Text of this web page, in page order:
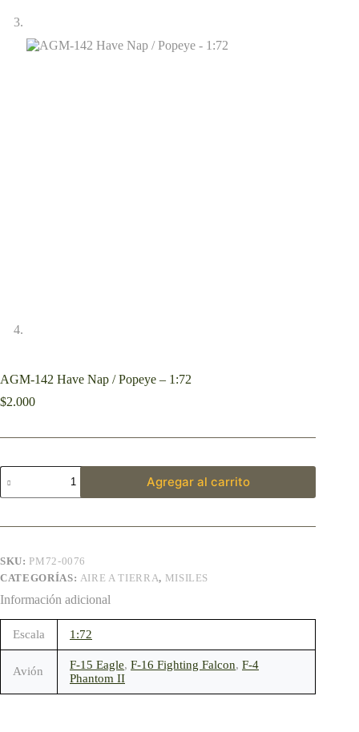
AGM-142 Have Nap / Popeye – 1:72
$2.000
Agregar al carrito
SKU: PM72-0076
CATEGORÍAS: AIRE A TIERRA, MISILES
Información adicional
Escala 1:72
Avión F-15 Eagle, F-16 Fighting Falcon, F-4
Phantom II